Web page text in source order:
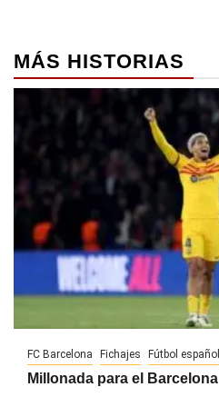
MÁS HISTORIAS
FC Barcelona Fichajes Fútbol español
Millonada para el Barcelona